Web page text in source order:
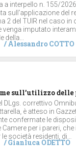
a interpello n. 155/
sull’applicazione del
2 del TUIR nel caso in
venga imputato
della...
/Alessandro COTTO
sull’utilizzo delle
DLgs. correttivo
è atteso in
confermate le
Camere per i pareri,
società residenti, di...
/Gianluca ODETTO